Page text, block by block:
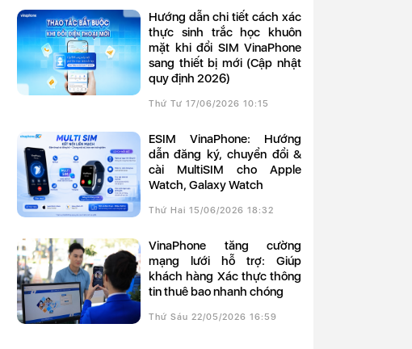
Hướng dẫn chi tiết cách xác
thực sinh trắc học khuôn
mặt khi đổi SIM VinaPhone
sang thiết bị mới (Cập nhật
quy định 2026)
Thứ Tư 17/06/2026 10:15
eSIM VinaPhone: Hướng
dẫn đăng ký, chuyển đổi &
cài MultiSIM cho Apple
Watch, Galaxy Watch
Thứ Hai 15/06/2026 18:32
VinaPhone tăng cường
mạng lưới hỗ trợ: Giúp
khách hàng Xác thực thông
tin thuê bao nhanh chóng
Thứ Sáu 22/05/2026 16:59